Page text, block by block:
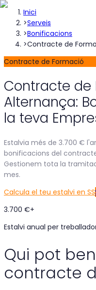
Inici
>Serveis
>Bonificacions
>Contracte de
Contracte de Formació
Contracte de
Alternança:
la teva
Estalvia més de 3.700 €
bonificacions del
Gestionem tota la
mes.
Calcula el teu estalvi en SS
3.700 €+
Estalvi anual per
Qui pot
contracte